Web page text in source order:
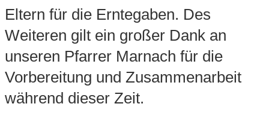
Eltern für die Erntegaben. Des
Weiteren gilt ein großer Dank an
unseren Pfarrer Marnach für die
Vorbereitung und Zusammenarbeit
während dieser Zeit.